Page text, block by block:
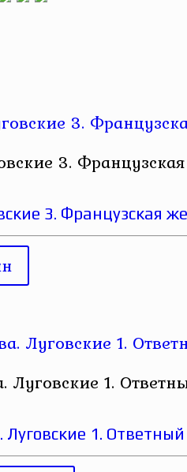
3.
3. Французская
Луговские 1.
Луговские 1.